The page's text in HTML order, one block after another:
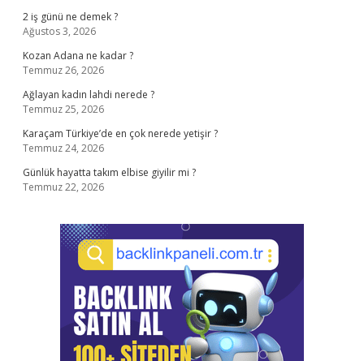
2 iş günü ne demek ?
Ağustos 3, 2026
Kozan Adana ne kadar ?
Temmuz 26, 2026
Ağlayan kadın lahdi nerede ?
Temmuz 25, 2026
Karaçam Türkiye’de en çok nerede yetişir ?
Temmuz 24, 2026
Günlük hayatta takım elbise giyilir mi ?
Temmuz 22, 2026